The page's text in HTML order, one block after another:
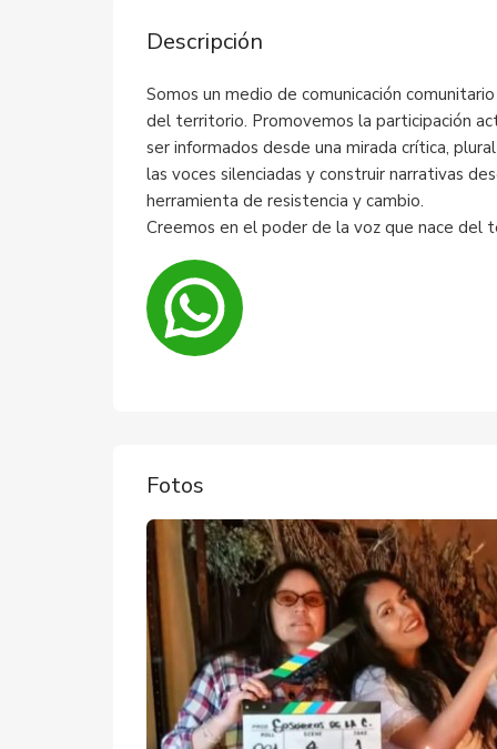
Descripción
Somos un medio de comunicación
del territorio. Promovemos la participación
ser informados desde una mirada crítica,
las voces silenciadas y construir narrativas
herramienta de resistencia y cambio.
Creemos en el poder de la voz que nace del
Fotos